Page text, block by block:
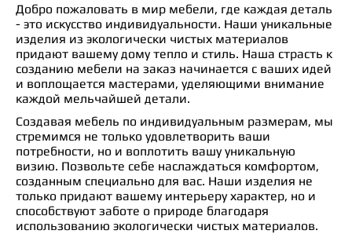
Добро пожаловать в мир мебели, где каждая деталь
- это искусство индивидуальности. Наши уникальные
изделия из экологически чистых материалов
придают вашему дому тепло и стиль. Наша страсть к
созданию мебели на заказ начинается с ваших идей
и воплощается мастерами, уделяющими внимание
каждой мельчайшей детали.
Создавая мебель по индивидуальным размерам, мы
стремимся не только удовлетворить ваши
потребности, но и воплотить вашу уникальную
визию. Позвольте себе наслаждаться комфортом,
созданным специально для вас. Наши изделия не
только придают вашему интерьеру характер, но и
способствуют заботе о природе благодаря
использованию экологически чистых материалов.